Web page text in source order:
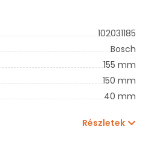
102031185
Bosch
155 mm
150 mm
40 mm
Részletek